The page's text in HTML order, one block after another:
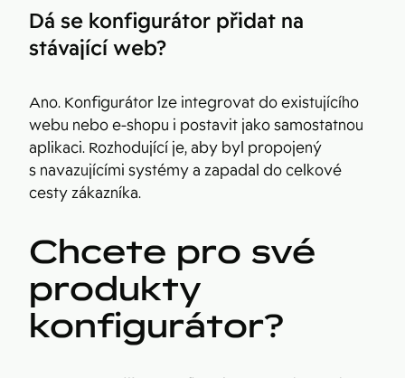
Dá se konfigurátor přidat na
stávající web?
Ano. Konfigurátor lze integrovat do existujícího
webu nebo e-shopu i postavit jako samostatnou
aplikaci. Rozhodující je, aby byl propojený
s navazujícími systémy a zapadal do celkové
cesty zákazníka.
Chcete pro své
produkty
konfigurátor?